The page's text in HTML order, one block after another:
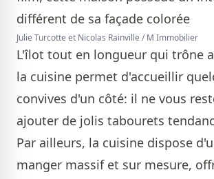
Julie Turcotte et Nicolas Rainville / M Immobilier
L'îlot tout en longueur qui trône
la cuisine permet d'accueillir
convives d'un côté: il ne vous
ajouter de jolis tabourets
Par ailleurs, la cuisine dispose
manger massif et sur mesure,